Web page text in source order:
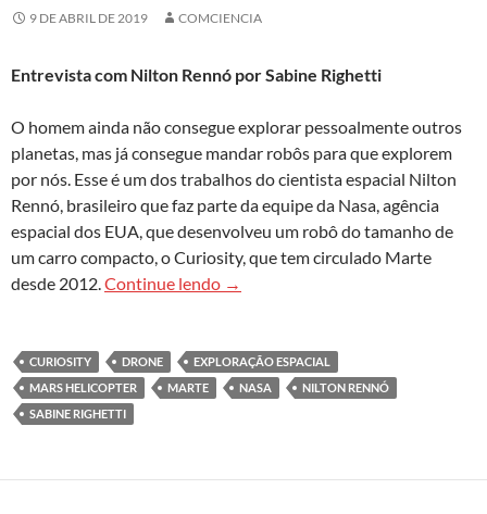
9 DE ABRIL DE 2019 COMCIENCIA
Entrevista com Nilton Rennó porSabine Righetti
O homem ainda não consegue explorar pessoalmente outros
planetas, mas já consegue mandar robôs para que explorem
por nós. Esse é um dos trabalhos do cientista espacial Nilton
Rennó, brasileiro que faz parte da equipe da Nasa, agência
espacial dos EUA, que desenvolveu um robô do tamanho de
um carro compacto, o Curiosity, que tem circulado Marte
desde 2012.Continue lendo Robôs espaciais preparam
→
CURIOSITY DRONE
EXPLORAÇÃO ESPACIAL
MARS HELICOPTER
MARTE NASA
NILTON RENNÓ
SABINE RIGHETTI